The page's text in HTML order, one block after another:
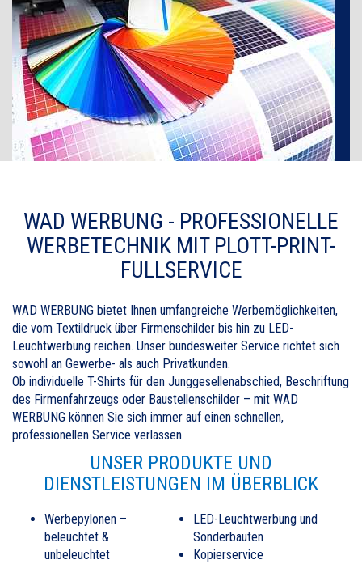
WAD WERBUNG - PROFESSIONELLE
WERBETECHNIK MIT PLOTT-PRINT-
FULLSERVICE
WAD WERBUNG bietet Ihnen umfangreiche Werbemöglichkeiten,
die vom Textildruck über Firmenschilder bis hin zu LED-
Leuchtwerbung reichen. Unser bundesweiter Service richtet sich
sowohl an Gewerbe- als auch Privatkunden.
Ob individuelle T-Shirts für den Junggesellenabschied, Beschriftung
des Firmenfahrzeugs oder Baustellenschilder – mit WAD
WERBUNG können Sie sich immer auf einen schnellen,
professionellen Service verlassen.
UNSER PRODUKTE UND
DIENSTLEISTUNGEN IM ÜBERBLICK
Werbepylonen –
beleuchtet &
unbeleuchtet
LED-Leuchtwerbung und
Sonderbauten
Kopierservice